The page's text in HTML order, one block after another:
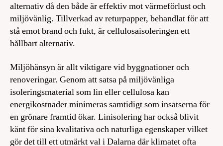
alternativ då den både är effektiv mot värmeförlust och
miljövänlig. Tillverkad av returpapper, behandlat för att
stå emot brand och fukt, är cellulosaisoleringen ett
hållbart alternativ.
Miljöhänsyn är allt viktigare vid byggnationer och
renoveringar. Genom att satsa på miljövänliga
isoleringsmaterial som lin eller cellulosa kan
energikostnader minimeras samtidigt som insatserna för
en grönare framtid ökar. Linisolering har också blivit
känt för sina kvalitativa och naturliga egenskaper vilket
gör det till ett utmärkt val i Dalarna där klimatet ofta